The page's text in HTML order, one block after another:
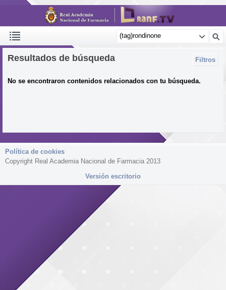
Filtros
Resultados de búsqueda
No se encontraron contenidos relacionados con tu búsqueda.
Política de cookies
Copyright Real Academia Nacional de Farmacia 2013
Versión escritorio